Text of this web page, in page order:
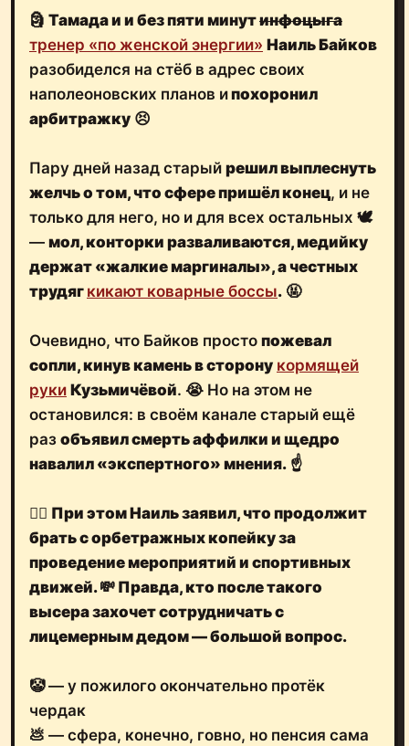
🗿 Тамада и и без пяти минутинфоцыга
тренер «по женской энергии» Наиль Байков
разобиделся на стёб в адрес своих
наполеоновских планов ипохоронил
арбитражку 😣
Пару дней назад старый решил выплеснуть
желчь о том, что сфере пришёл конец, и не
только для него, но и для всех остальных 🕊
— мол, конторки разваливаются, медийку
держат «жалкие маргиналы», ачестных
трудяг кикают коварные боссы. 🤬
Очевидно, что Байков просто пожевал
сопли, кинув камень в сторону кормящей
руки Кузьмичёвой. 😭 Но на этом не
остановился: в своём канале старый ещё
раз объявил смерть аффилки и щедро
навалил «экспертного» мнения. ☝️
🤦‍♂️ При этом Наиль заявил, что продолжит
брать с орбетражных копейку за
проведение мероприятий и спортивных
движей. 💸 Правда, кто после такого
высера захочет сотрудничать с
лицемерным дедом —большой вопрос.
🤡 — у пожилого окончательно протёк
чердак
💩 — сфера, конечно, говно, но пенсия сама